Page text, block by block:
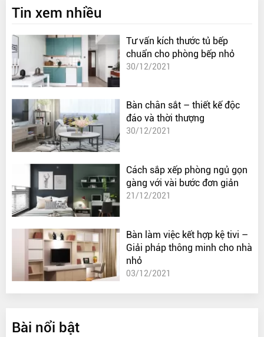
Tin xem nhiều
Tư vấn kích thước tủ bếp
chuẩn cho phòng bếp nhỏ
30/12/2021
Bàn chân sắt – thiết kế độc
đáo và thời thượng
30/12/2021
Cách sắp xếp phòng ngủ gọn
gàng với vài bước đơn giản
21/12/2021
Bàn làm việc kết hợp kệ tivi –
Giải pháp thông minh cho nhà
nhỏ
03/12/2021
Bài nổi bật